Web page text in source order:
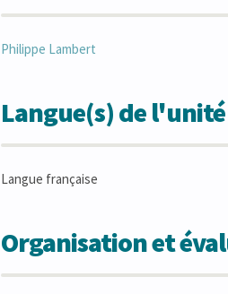
Philippe Lambert
Langue(s) de
Langue française
Organisation et